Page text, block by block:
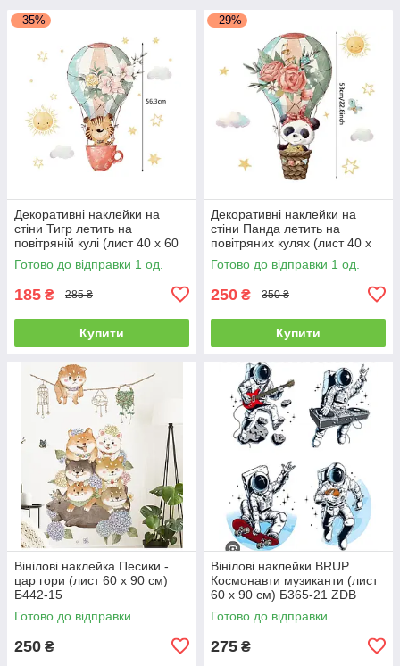
–35%
Декоративні наклейки на
стіни Тигр летить на
повітряній кулі (лист 40 х 60
см) Б156-20-10
Готово до відправки 1 од.
185 ₴ 285 ₴
Купити
–29%
Декоративні наклейки на
стіни Панда летить на
повітряних кулях (лист 40 х
60 см) Б156-20-7
Готово до відправки 1 од.
250 ₴ 350 ₴
Купити
Вінілові наклейка Песики -
цар гори (лист 60 х 90 см)
Б442-15
Готово до відправки
250 ₴
Вінілові наклейки BRUP
Космонавти музиканти (лист
60 х 90 см) Б365-21 ZDB
2530
Готово до відправки
275 ₴